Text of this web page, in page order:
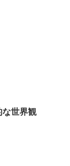
な世界観